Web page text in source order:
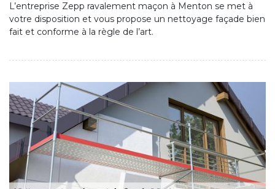
L’entreprise Zepp ravalement maçon à Menton se met à
votre disposition et vous propose un nettoyage façade bien
fait et conforme à la règle de l’art.